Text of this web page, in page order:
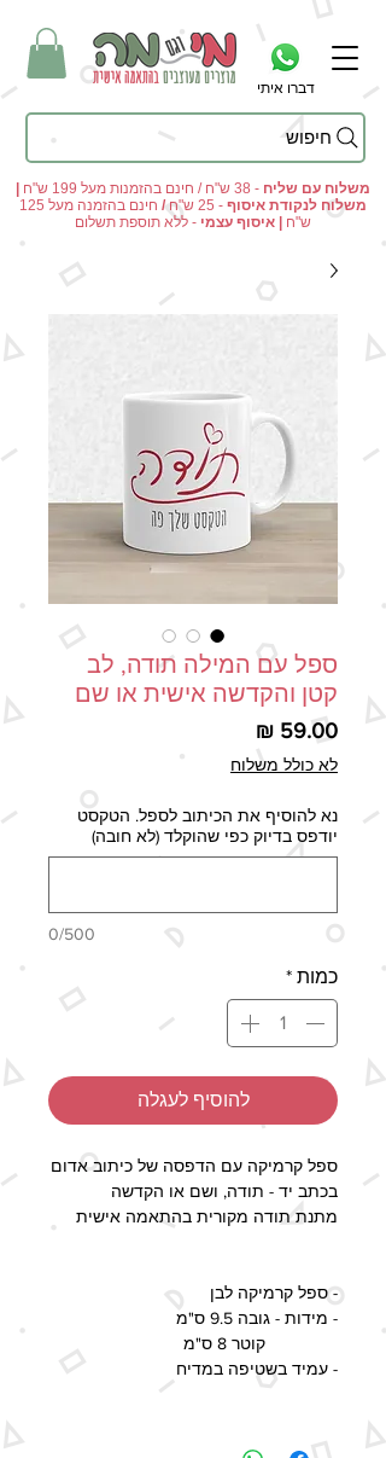
דברו איתי
חיפוש
משלוח עם שליח - 38 ש"ח / חינם בהזמנות מעל 199 ש"ח
|
משלוח לנקודת איסוף - 25 ש"ח /
חינם בהזמנה מעל 125
ש"ח | איסוף עצמי - ללא תוספת תשלום
ספל עם המילה תודה, לב
קטן והקדשה אישית או שם
לא כולל משלוח
נא להוסיף את הכיתוב לספל. הטקסט
יודפס בדיוק כפי שהוקלד (לא חובה)
0/500
כמות *
להוסיף לעגלה
ספל קרמיקה עם הדפסה של כיתוב אדום
בכתב יד - תודה, ושם או הקדשה
מתנת תודה מקורית בהתאמה אישית
- ספל קרמיקה לבן
- מידות - גובה 9.5 ס"מ
קוטר 8 ס"מ
- עמיד בשטיפה במדיח